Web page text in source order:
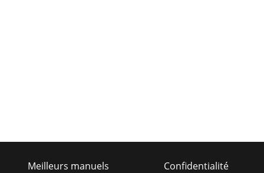
Meilleurs manuels
Confidentialité